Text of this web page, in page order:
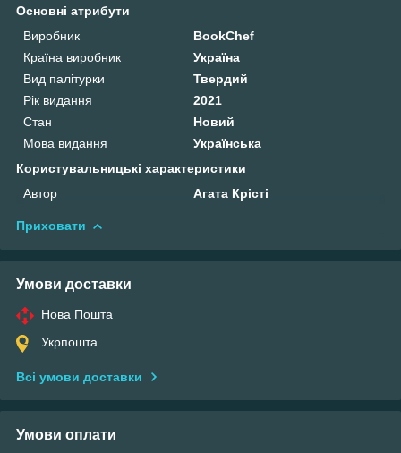
Основні атрибути
Виробник
BookChef
Країна виробник
Україна
Вид палітурки
Твердий
Рік видання
2021
Стан
Новий
Мова видання
Українська
Користувальницькі характеристики
Автор
Агата Крісті
Приховати
Умови доставки
Нова Пошта
Укрпошта
Всі умови доставки
Умови оплати